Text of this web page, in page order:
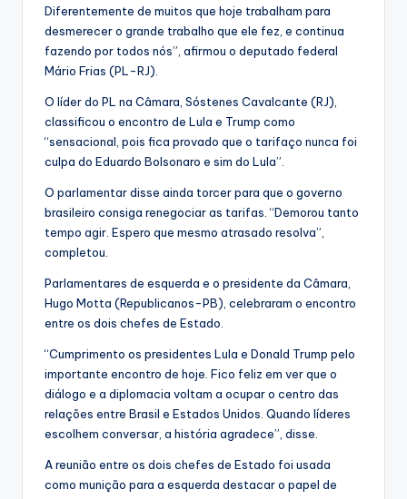
Diferentemente de muitos que hoje trabalham para
desmerecer o grande trabalho que ele fez, e continua
fazendo por todos nós”, afirmou o deputado federal
Mário Frias (PL-RJ).
O líder do PL na Câmara, Sóstenes Cavalcante (RJ),
classificou o encontro de Lula e Trump como
“sensacional, pois fica provado que o tarifaço nunca foi
culpa do Eduardo Bolsonaro e sim do Lula”.
O parlamentar disse ainda torcer para que o governo
brasileiro consiga renegociar as tarifas. “Demorou tanto
tempo agir. Espero que mesmo atrasado resolva”,
completou.
Parlamentares de esquerda e o presidente da Câmara,
Hugo Motta (Republicanos-PB), celebraram o encontro
entre os dois chefes de Estado.
“Cumprimento os presidentes Lula e Donald Trump pelo
importante encontro de hoje. Fico feliz em ver que o
diálogo e a diplomacia voltam a ocupar o centro das
relações entre Brasil e Estados Unidos. Quando líderes
escolhem conversar, a história agradece”, disse.
A reunião entre os dois chefes de Estado foi usada
como munição para a esquerda destacar o papel de